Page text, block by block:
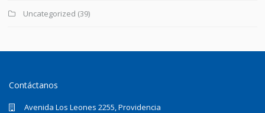
Uncategorized (39)
Contáctanos
Avenida Los Leones 2255, Providencia